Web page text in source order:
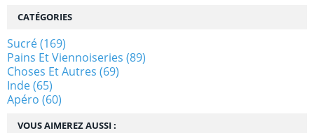
VOUS AIMEREZ AUSSI :
CATÉGORIES
Sucré(169)
Pains Et Viennoiseries (89)
Choses Et Autres (69)
Inde(65)
Apéro (60)